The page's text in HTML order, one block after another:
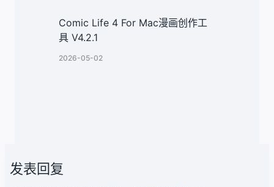
Comic Life 4 For Mac漫画创作工
具 V4.2.1
2026-05-02
发表回复